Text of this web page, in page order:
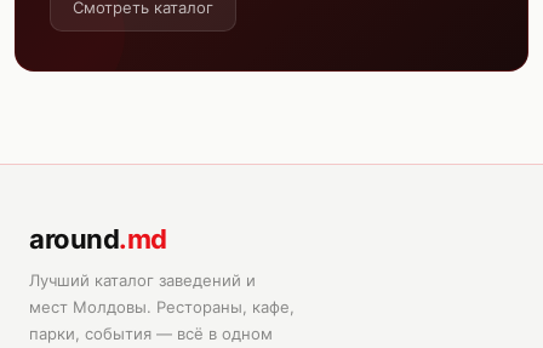
Смотреть каталог
around.md
Лучший каталог заведений и
мест Молдовы. Рестораны, кафе,
парки, события — всё в одном